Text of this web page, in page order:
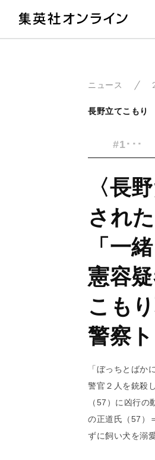
ニュース
長野立てこもり
#1･･･
〈長
され
「一
憲容
こも
警察
「ぼっちとば
警官２人を銃殺
（57）に凶行
の正道氏（57）
ずに飼い犬を溺